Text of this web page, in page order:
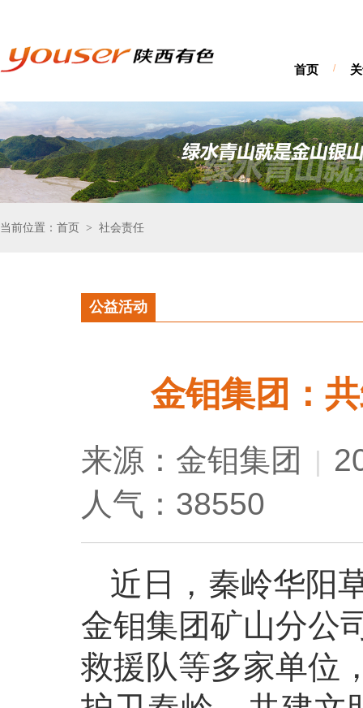
首页 /
当前位置：首页 > 社会责任
公益活动
金钼集团：
来源：金钼集团 |
人气：38550
近日，秦岭华阳
金钼集团矿山分公
救援队等多家单位